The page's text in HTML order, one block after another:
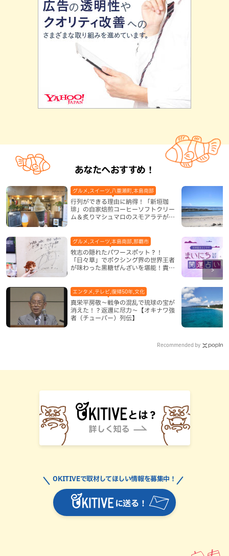
あなたへおすすめ！
行列ができる理由に納得！「新垣珈
琲」の自家焙煎コーヒーソフトクリー
ム＆炙りマシュマロのスモアラテが絶
グルメ,スイーツ,八重瀬町,本島南部
牧志の隠れたパワースポット？！
「日々草」でボクシング界の世界王者
が味わった黒糖ぜんざいを堪能！貴重
グルメ,スイーツ,本島南部,那覇市
真栄平房敬～戦争の混乱で琉球の宝が
消えた！？返還に尽力～【オキナワ強
者（チューバー）列伝】
エンタメ,テレビ,復帰50年,文化
Recommended by
に送る！
OKITIVEで取材してほしい情報を募集中！